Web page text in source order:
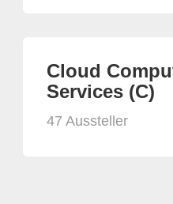
Cloud
Services (C)
47 Aussteller